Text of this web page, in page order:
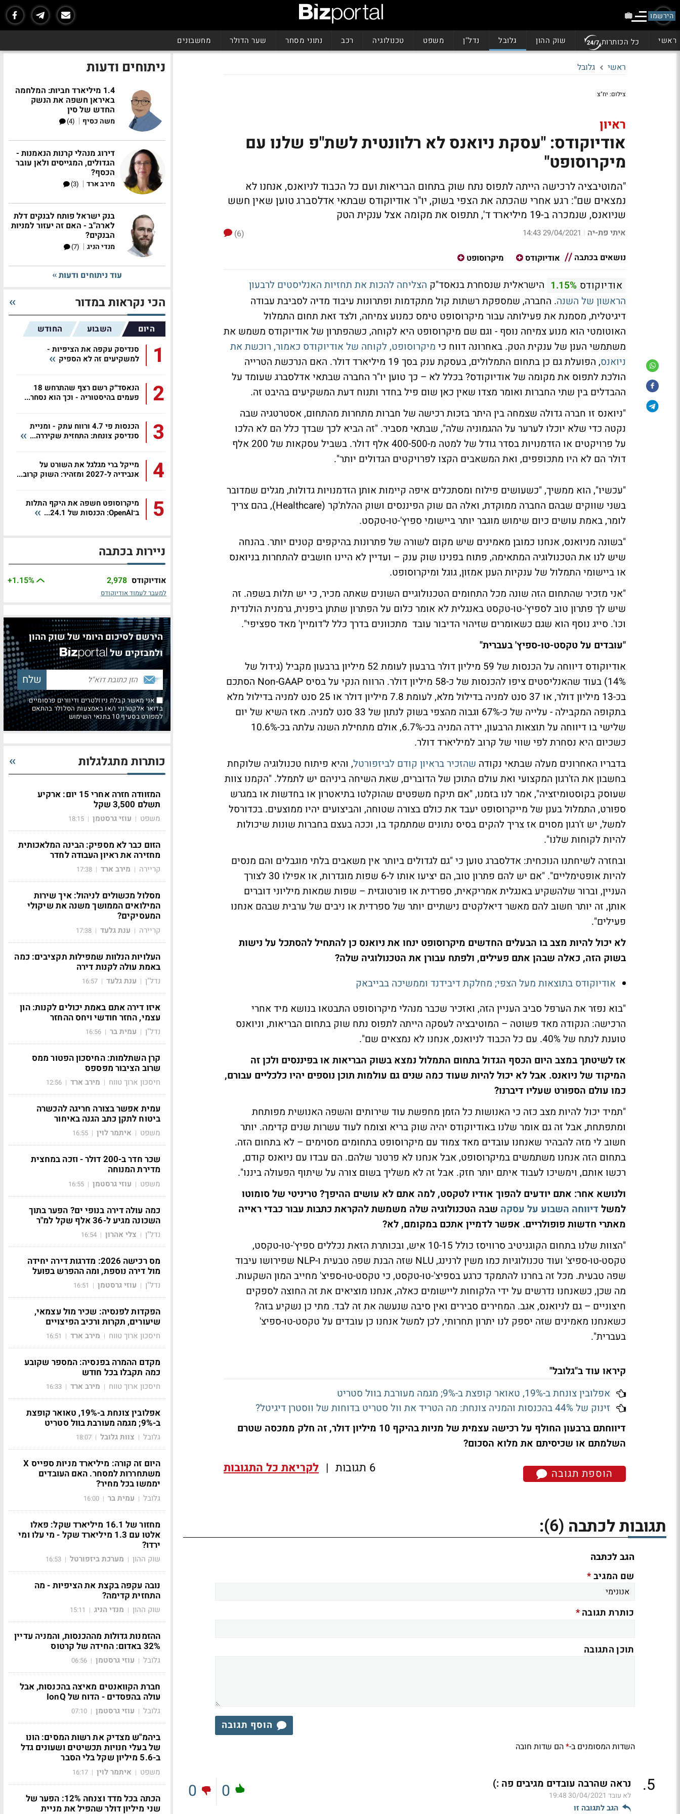
הירשמו
ראשי כל הכותרות שוק ההון גלובל נדל"ן משפט טכנולוגיה רכב נתוני מסחר שער הדולר מחשבונים
ראשי גלובל
צילום: יח"צ
ראיון
אודיוקודס: "עסקת ניואנס לא רלוונטית לשת"פ שלנו עם
מיקרוסופט"
"המוטיבציה לרכישה הייתה לתפוס נתח שוק בתחום הבריאות ועם כל הכבוד לניואנס, אנחנו לא
נמצאים שם": רגע אחרי שהכתה את הצפי בשוק, יו"ר אודיוקודס שבתאי אדלסברג טוען שאין חשש
שניואנס, שנמכרה ב-19 מיליארד ד', תתפוס את מקומה אצל ענקית הטק
איתי פת-יה |
29/04/2021 14:43
(6)
נושאים בכתבה
אודיוקודס מיקרוסופט
אודיוקודס 1.15% הישראלית שנסחרת בנאסד"ק הצליחה להכות את תחזיות האנליסטים לרבעון
הראשון של השנה. החברה, שמספקת רשתות קול מתקדמות ופתרונות עיבוד מדיה לסביבת עבודה
דיגיטלית, מסמנת את פעילותה עבור מיקרוסופט טימס כמנוע צמיחה, ולצד זאת תחום התמלול
האוטומטי הוא מנוע צמיחה נוסף - וגם שם מיקרוסופט היא לקוחה, כשהפתרון של אודיוקודס משמש את
משתמשי הענן של ענקית הטק. באחרונה דווח כי מיקרוסופט, לקוחה של אודיוקודס כאמור, רוכשת את
ניואנס
, הפועלת גם כן בתחום התמלולים, בעסקת ענק בסך 19 מיליארד דולר. האם הנרכשת הטרייה
הולכת לתפוס את מקומה של אודיוקודס? בכלל לא – כך טוען יו"ר החברה שבתאי אדלסברג שעומד על
ההבדלים בין שתי החברות ואומר מצדו שאין כאן שום פיל בחדר ותנוח דעת המשקיעים בהיבט זה.
"ניואנס זו חברה גדולה שצמחה בין היתר בזכות רכישה של חברות מתחרות מהתחום, אסטרטגיה שבה
נקטה כדי שלא יוכלו לערער על ההגמוניה שלה", שבתאי מסביר. "זה הביא לכך שבדך כלל הם לא הלכו
על פרויקטים או הזדמנויות בסדר גודל של למטה מ-400-500 אלף דולר. בשביל עסקאות של 200 אלף
דולר הם לא היו מתכופפים, ואת המשאבים הקצו לפרויקטים הגדולים יותר".
"עכשיו", הוא ממשיך, "כשעושים פילוח ומסתכלים איפה קיימות אותן הזדמנויות גדולות, מגלים שמדובר
בשני שווקים שבהם החברה ממוקדת, ואלה הם שוק הפיננסים ושוק ההלת'קר (Healthcare), בהם צריך
לומר, באמת עושים כיום שימוש מוגבר יותר ביישומי ספיץ'-טו-טקסט.
"בשונה מניואנס, אנחנו כמובן מאמינים שיש מקום לשורה של פתרונות בהיקפים קטנים יותר. בהנחה
שיש לנו את הטכנולוגיה המתאימה, פתוח בפנינו שוק ענק – ועדיין לא היינו חושבים להתחרות בניואנס
או ביישומי התמלול של ענקיות הענן אמזון, גוגל ומיקרוסופט.
"אני מזכיר שהתחום הזה שונה מכל התחומים הטכנולוגיים השונים שאתה מכיר, כי יש תלות בשפה. זה
שיש לך פתרון טוב לספיץ'-טו-טקסט באנגלית לא אומר כלום על הפתרון שתתן ביפנית, גרמנית הולנדית
וכו'. סייג נוסף הוא שגם כשאומרים שזיהוי הדיבור עובד מתכוונים בדרך כלל ל'דומיין' מאד ספציפי".
"עובדים על טקסט-טו-ספיץ' בעברית"
אודיוקודס דיווחה על הכנסות של 59 מיליון דולר ברבעון לעומת 52 מיליון ברבעון מקביל (גידול של
14%) בעוד שהאנליסטים ציפו להכנסות של כ-58 מיליון דולר. הרווח הנקי על בסיס Non-GAAP הסתכם
בכ-13 מיליון דולר, או 37 סנט למניה בדילול מלא, לעומת 7.8 מיליון דולר או 25 סנט למניה בדילול מלא
בתקופה המקבילה - עלייה של כ-67% וגבוה מהצפי בשוק לנתון של 33 סנט למניה. מאז השיא של יום
שלישי בו דיווחה על תוצאות הרבעון, ירדה המניה בכ-6.7%, אולם מתחילת השנה עלתה בכ-10.6%
כשכיום היא נסחרת לפי שווי של קרוב למיליארד דולר.
בדבריו האחרונים מעלה שבתאי נקודה שהזכיר בראיון קודם לביזפורטל, והיא פיתוח טכנולוגיה שלוקחת
בחשבון את הז'רגון המקצועי ואת עולם התוכן של הדוברים, שאת השיחה ביניהם יש לתמלל. "הקמנו צוות
שעוסק בקוסטומיזציה", אמר לנו בזמנו, "אם תיקח משפטים שהוקלטו בתיאטרון או בחדשות או במגרש
ספורט, התמלול בענן של מייקרוסופט יעבד את כולם בצורה שטוחה, והביצועים יהיו ממוצעים. בכדורסל
למשל, יש ז'רגון מסוים אז צריך להקים בסיס נתונים שמתמקד בו, וככה בעצם בחברות שונות שיכולות
להיות לקוחות שלנו".
ובחזרה לשיחתנו הנוכחית: אדלסברג טוען כי "גם לגדולים ביותר אין משאבים בלתי מוגבלים והם מנסים
להיות אופטימליים". "אם יש להם פתרון טוב, הם יציעו אותו ל-6 שפות מוגדרות, או אפילו 30 לצורך
העניין, וברור שלהשקיע באנגלית אמריקאית, ספרדית או פורטוגזית – שפות שמאות מיליוני דוברים
אותן, זה יותר חשוב להם מאשר דיאלקטים נישתיים יותר של ספרדית או ניבים של ערבית שבהם אנחנו
פעילים".
לא יכול להיות מצב בו הבעלים החדשים מיקרוסופט ינחו את ניואנס כן להתחיל להסתכל על נישות
בשוק הזה, כאלה שבהן אתם פעילים, ולפתח עבורן את הטכנולוגיה שלה?
אודיוקודס בתוצאות מעל הצפי; מחלקת דיבידנד וממשיכה בבייבאק
"בוא נפזר את הערפל סביב העניין הזה, ואזכיר שכבר מנהלי מיקרוסופט התבטאו בנושא מיד אחרי
הרכישה: הנקודה מאד פשוטה – המוטיבציה לעסקה הייתה לתפוס נתח שוק בתחום הבריאות, וניואנס
טוענת לנתח של 40%. עם כל הכבוד לניואנס, אנחנו לא נמצאים שם".
אז לשיטתך במצב היום הכסף הגדול בתחום התמלול נמצא בשוק הבריאות או בפיננסים ולכן זה
המיקוד של ניואנס. אבל לא יכול להיות שעוד כמה שנים גם עולמות תוכן נוספים יהיו כלכליים עבורם,
כמו עולם הספורט שעליו דיברנו?
"תמיד יכול להיות מצב כזה כי האנושות כל הזמן מחפשת עוד שירותים והשפה האנושית מפותחת
ומתפתחת, אבל זה גם אומר שלנו באודיוקודס יהיה שוק בריא וצומח לעוד עשרות שנים קדימה. יותר
חשוב לי מזה להבהיר שאנחנו עובדים מאד צמוד עם מיקרוסופט בתחומים מסוימים – לא בתחום הזה.
בתחום הזה אנחנו משתמשים במיקרוסופט, אבל אנחנו לא פרטנר שלהם. הם עבדו עם ניואנס קודם,
רכשו אותם, וימשיכו לעבוד איתם יותר חזק. אבל זה לא משליך בשום צורה על שיתוף הפעולה ביננו".
ולנושא אחר: אתם יודעים להפוך אודיו לטקסט, למה אתם לא עושים ההיפך? טריניטי של סומוטו
למשל דיווחה השבוע על עסקה שבה הטכנולוגיה שלה משמשת להקראת כתבות עבור כבדי ראייה
מאתרי חדשות פופולריים. אפשר לדמיין אתכם במקומם, לא?
"הצוות שלנו בתחום הקוגניטיב סרוויסז כולל 10-15 איש, ובכותרת הזאת נכללים ספיץ'-טו-טקסט,
טקסט-טו-ספיצ' ועוד טכנולוגיות כמו משין לרנינג, NLU שזה הבנת שפה טבעית ו-NLP שפירושו עיבוד
שפה טבעית. מכל זה בחרנו להתמקד כרגע בספיצ'-טו-טקסט, כי טקסט-טו-ספיצ' מחייב המון השקעות.
מה שכן, כשאנחנו נדרשים על ידי הלקוחות ליישומים כאלה, אנחנו מוציאים את זה החוצה לספקים
חיצוניים – גם לניואנס, אגב. המחירים סבירים ואין סיבה שנעשה את זה לבד. מתי כן נשקיע בזה?
כשאנחנו מאמינים שזה יספק לנו יתרון תחרותי, לכן למשל אנחנו כן עובדים על טקסט-טו-ספיצ'
בעברית".
קיראו עוד ב"גלובל"
אפלובין צונחת ב-19%, טאואר קופצת ב-9%; מגמה מעורבת בוול סטריט
זינוק של 44% בהכנסות והמניה צונחת: מה הטריד את וול סטריט בדוחות של ווסטרן דיגיטל?
דיווחתם ברבעון החולף על רכישה עצמית של מניות בהיקף 10 מיליון דולר, זה חלק ממכסה שטרם
השלמתם או שכיסיתם את מלוא הסכום?
הוספת תגובה 6 תגובות | לקריאת כל התגובות
תגובות לכתבה (6)
:
הגב לכתבה
שם המגיב*
כותרת תגובה*
תוכן התגובה
הוסף תגובה
השדות המסומנים ב-*הם שדות חובה
5
. נראה שהרבה עובדים מגיבים פה :)
לא עובד 30/04/2021 19:48
הגב לתגובה זו
0
0
ניתוחים ודעות
1.4 מיליארד חביות: המלחמה
באיראן חשפה את הנשק
החדש של סין
משה כסיף |
(4)
דירוג מנהלי קרנות הנאמנות -
הגדולים, המגייסים ולאן עובר
הכסף?
מירב ארד |
(3)
בנק ישראל פותח לבנקים דלת
לארה"ב - האם זה יעזור למניות
הבנקים?
מנדי הניג |
(7)
עוד ניתוחים ודעות
הכי נקראות במדור
היום השבוע החודש
1
סנדיסק עקפה את הציפיות -
למשקיעים זה לא הספיק
2
הנאסד״ק רשם רצף שהתרחש 18
פעמים בהיסטוריה - וכך הוא נסחר...
3
הכנסות פי 4.7 ורווח עתק - ומניית
סנדיסק צונחת: התחזית שקיררה...
4
מייקל ברי מגלגל את השורט על
אנבידיה ל-2027 ומזהיר: השוק קרוב...
5
מיקרוסופט חשפה את היקף התלות
ב־OpenAI: הכנסות של 24.1...
ניירות בכתבה
אודיוקודס 2,978
+1.15%
למעבר לעמוד אודיוקודס
הירשם לסיכום היומי של שוק ההון
ולמבזקים של
אני מאשר קבלת ניוזלטרים ודיוורים פרסומיים
בדואר אלקטרוני ו/או באמצעות הסלולר בהתאם
למפורט בסעיף 10 בתנאי השימוש
כותרות מתגלגלות
המזוודה חזרה אחרי 15 יום: ארקיע
תשלם 3,500 שקל
משפט | עוזי גרסטמן |
18:15
הזום כבר לא מספיק: הבינה המלאכותית
מחזירה את ראיון העבודה לחדר
קריירה | מירב ארד |
17:38
מסלול מכשולים לניהול: איך שירות
המילואים הממושך משנה את שיקולי
המעסיקים?
קריירה | ענת גלעד |
17:38
העלויות הנלוות שמפילות תקציבים: כמה
באמת עולה לקנות דירה
נדל"ן | ענת גלעד |
16:57
איזו דירה אתם באמת יכולים לקנות: הון
עצמי, החזר חודשי ויחס ההחזר
נדל"ן | עמית בר |
16:56
קרן השתלמות: החיסכון הפטור ממס
שרוב הציבור מפספס
חיסכון ארוך טווח | מירב ארד |
12:56
עמית אפשר בצורה חריגה להכשרה
ביטוח לתקן כתב הגנה באיחור
משפט | איתמר לוין |
16:55
שכר חדר ב-200 דולר - וזכה במחצית
מדירת המנוחה
משפט | עוזי גרסטמן |
16:55
כמה עולה דירה בנופי ים? הפער בתוך
השכונה מגיע ל-36 אלף שקל למ"ר
נדל"ן | צלי אהרון |
16:54
מס רכישה 2026: מדרגות דירה יחידה
מול דירה נוספת, ומה ההפרש בפועל
נדל"ן | עוזי גרסטמן |
16:51
הפקדות לפנסיה: שכיר מול עצמאי,
שיעורים, תקרות ורכיב הפיצויים
חיסכון ארוך טווח | מירב ארד |
16:51
מקדם ההמרה בפנסיה: המספר שקובע
כמה תקבלו בכל חודש
חיסכון ארוך טווח | מירב ארד |
16:33
אפלובין צונחת ב-19%, טאואר קופצת
ב-9%; מגמה מעורבת בוול סטריט
גלובל | צוות גלובל |
18:07
היום זה קורה: מיליארד מניות ספייס X
משתחררות למסחר. האם העובדים
יממשו בכל מחיר?
גלובל | עמית בר |
16:00
מחזור של 16.1 מיליארד שקל: פאלו
אלטו עם 1.3 מיליארד שקל - מי עלו ומי
ירדו?
שוק ההון | מערכת ביזפורטל |
16:53
נובה עקפה בקצת את הציפיות - מה
התחזית קדימה?
שוק ההון | מנדי הניג |
15:11
ההזמנות גדולות מההכנסות, והמניה עדיין
32% באדום: החידה של קרטוס
גלובל | עוזי גרסטמן |
06:56
חברת הקוואנטים מאיצה בהכנסות, אבל
עולה בהפסדים - הדוח של IonQ
גלובל | עוזי גרסטמן |
07:10
ביהמ"ש מצדיק את רשות המסים: הונו
של בעלי חנויות תכשיטים ושעונים גדל
ב-5.6 מיליון שקל בלי הסבר
משפט | איתמר לוין |
16:17
הכתה בכל מדד וצנחה 12%: הפער של
שני מיליון דולר שהפיל את מניית